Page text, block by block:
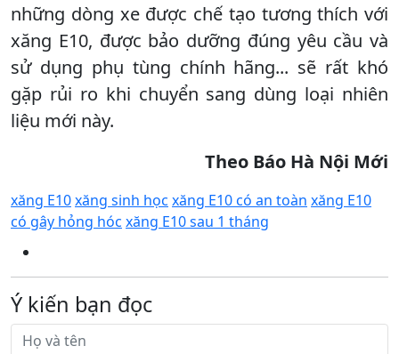
những dòng xe được chế tạo tương thích với
xăng E10, được bảo dưỡng đúng yêu cầu và
sử dụng phụ tùng chính hãng... sẽ rất khó
gặp rủi ro khi chuyển sang dùng loại nhiên
liệu mới này.
Theo Báo Hà Nội Mới
xăng E10xăng sinh học xăng E10 có an toàn xăng E10
có gây hỏng hóc xăng E10 sau 1 tháng
Ý kiến bạn đọc